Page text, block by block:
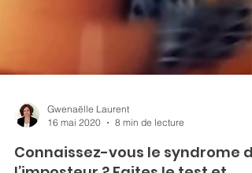
16 mai 2020
8 min de lecture